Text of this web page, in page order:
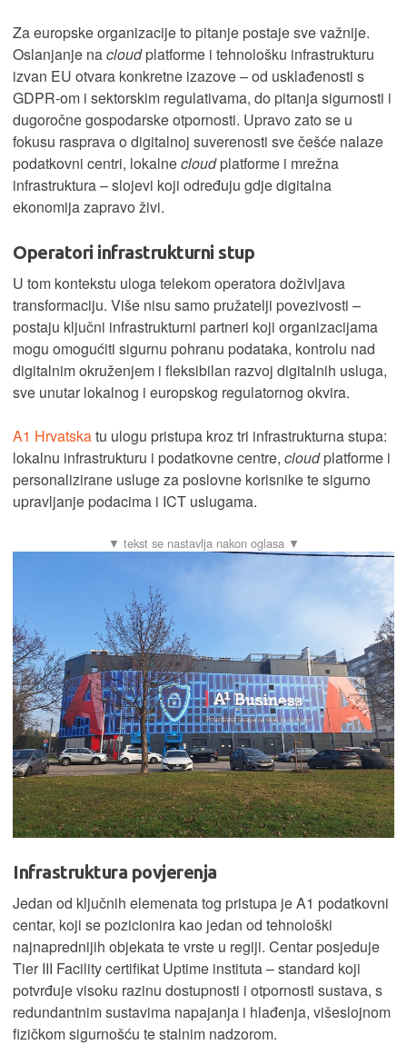
Za europske organizacije to pitanje postaje sve važnije.
Oslanjanje nacloudplatforme i tehnološku infrastrukturu
izvan EU otvara konkretne izazove – od usklađenosti s
GDPR-om i sektorskim regulativama, do pitanja sigurnosti i
dugoročne gospodarske otpornosti. Upravo zato se u
fokusu rasprava o digitalnoj suverenosti sve češće nalaze
podatkovni centri, lokalnecloudplatforme i mrežna
infrastruktura – slojevi koji određuju gdje digitalna
ekonomija zapravo živi.
Operatori infrastrukturni stup
U tom kontekstu uloga telekom operatora doživljava
transformaciju. Više nisu samo pružatelji povezivosti –
postaju ključni infrastrukturni partneri koji organizacijama
mogu omogućiti sigurnu pohranu podataka, kontrolu nad
digitalnim okruženjem i fleksibilan razvoj digitalnih usluga,
sve unutar lokalnog i europskog regulatornog okvira.
A1 Hrvatskatu ulogu pristupa kroz tri infrastrukturna stupa:
lokalnu infrastrukturu i podatkovne centre, cloudplatforme i
personalizirane usluge za poslovne korisnike te sigurno
upravljanje podacima i ICT uslugama.
Infrastruktura povjerenja
Jedan od ključnih elemenata tog pristupa je A1 podatkovni
centar, koji se pozicionira kao jedan od tehnološki
najnaprednijih objekata te vrste u regiji. Centar posjeduje
Tier III Facility certifikat Uptime instituta – standard koji
potvrđuje visoku razinu dostupnosti i otpornosti sustava, s
redundantnim sustavima napajanja i hlađenja, višeslojnom
fizičkom sigurnošću te stalnim nadzorom.